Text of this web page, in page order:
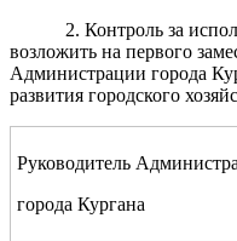
2. Контроль за
возложить на первого
Администрации города
развития городского
Руководитель
города Кургана